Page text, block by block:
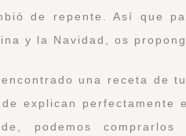
de repente. Así que
y la Navidad, os
encontrado una receta de
explican perfectamente
podemos